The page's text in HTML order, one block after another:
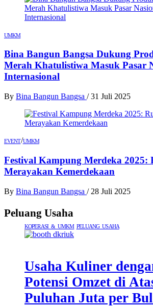
UMKM
Bina Bangun Bangsa Dukung
Merah Khatulistiwa Masuk Pasar
Internasional
By Bina Bangun Bangsa / 31 Juli 2025
EVENT/UMKM
Festival Kampung Merdeka 2025:
Merayakan Kemerdekaan
By Bina Bangun Bangsa / 28 Juli 2025
Peluang Usaha
KOPERASI & UMKM PELUANG USAHA
Usaha Kuliner
Potensi Omzet di
Puluhan Juta per